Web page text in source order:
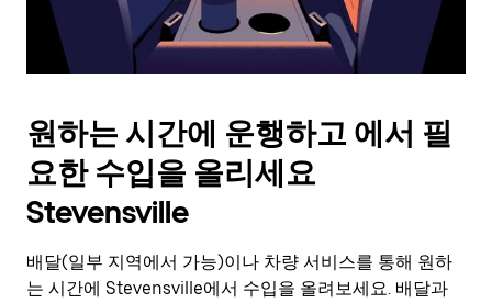
캘
린
더
를
닫
려
면
원하는 시간에 운행하고 에서 필
요한 수입을 올리세요
Stevensville
배달(일부 지역에서 가능)이나 차량 서비스를 통해 원하
는 시간에 Stevensville에서 수입을 올려보세요. 배달과